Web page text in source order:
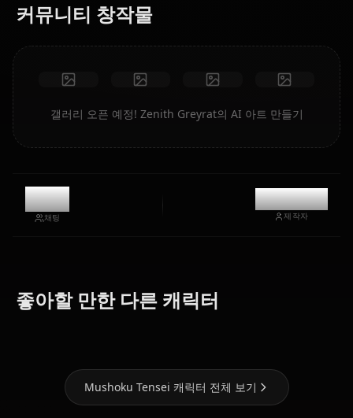
커뮤니티 창작물
갤러리 오픈 예정! Zenith Greyrat의 AI 아트 만들기
2.3k
채팅
@kanashi
제작자
좋아할 만한 다른 캐릭터
Roxy
Nanahoshi
Mushoku Tensei 캐릭터 전체 보기